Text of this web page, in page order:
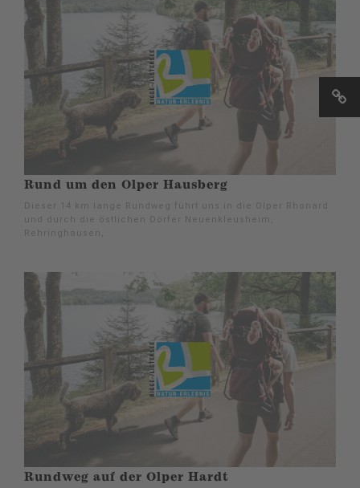
Rund um den Olper Hausberg
Dieser 14 km lange Rundweg führt uns in die Olper Rhonard
und durch die östlichen Dörfer Neuenkleusheim,
Rehringhausen,.
Rundweg auf der Olper Hardt